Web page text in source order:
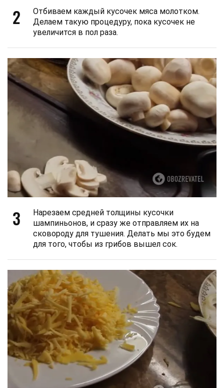
2
Отбиваем каждый кусочек мяса молотком.
Делаем такую процедуру, пока кусочек не
увеличится в пол раза.
3
Нарезаем средней толщины кусочки
шампиньонов, и сразу же отправляем их на
сковороду для тушения. Делать мы это будем
для того, чтобы из грибов вышел сок.